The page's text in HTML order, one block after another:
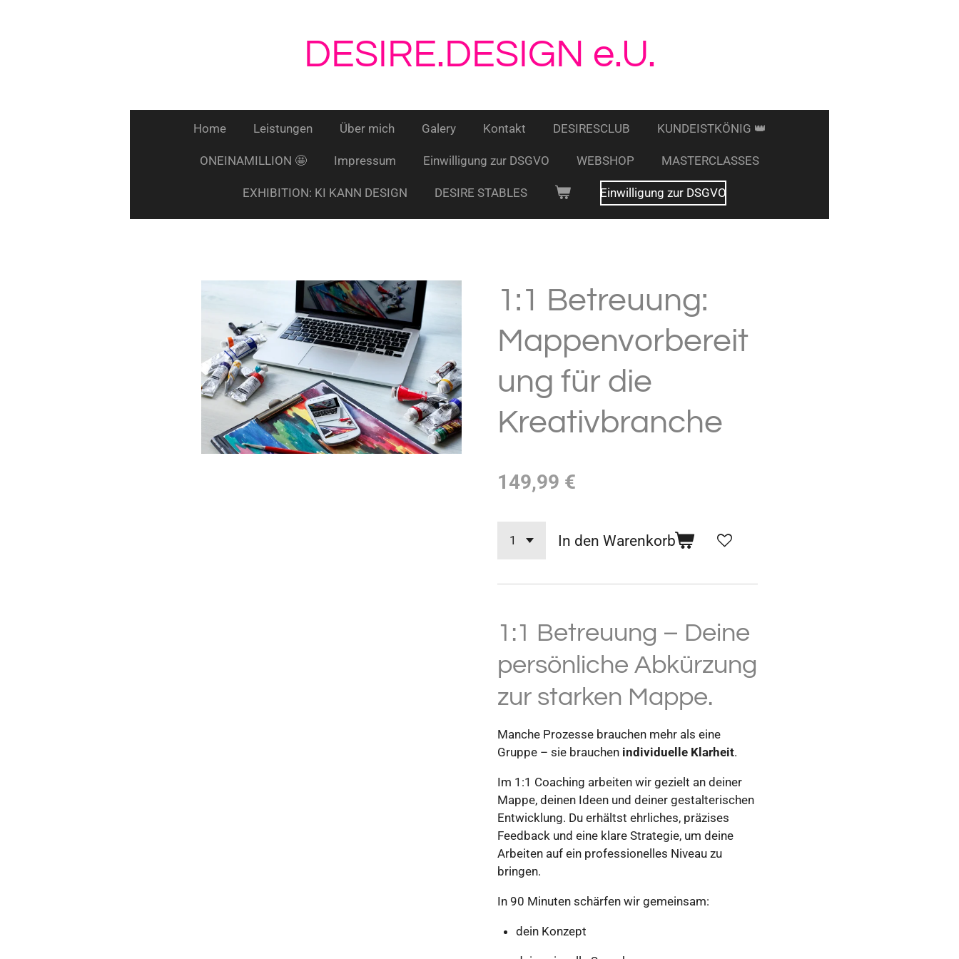
DESIRE.DESIGN e.U.
Home Leistungen Über mich Galery Kontakt DESIRESCLUB KUNDEISTKÖNIG 👑
ONEINAMILLION 🤩 Impressum Einwilligung zur DSGVO WEBSHOP MASTERCLASSES
EXHIBITION: KI KANN DESIGN DESIRE STABLES Einwilligung zur DSGVO
1:1 Betreuung:
Mappenvorbereit
ung für die
Kreativbranche
149,99 €
In den Warenkorb
1:1 Betreuung – Deine
persönliche Abkürzung
zur starken Mappe.
Manche Prozesse brauchen mehr als eine
Gruppe – sie brauchen individuelle Klarheit.
Im 1:1 Coaching arbeiten wir gezielt an deiner
Mappe, deinen Ideen und deiner gestalterischen
Entwicklung. Du erhältst ehrliches, präzises
Feedback und eine klare Strategie, um deine
Arbeiten auf ein professionelles Niveau zu
bringen.
In 90 Minuten schärfen wir gemeinsam:
dein Konzept